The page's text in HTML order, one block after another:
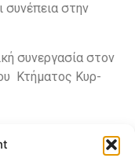
συνέπεια στην
συνεργασία στον
Κτήματος Κυρ-